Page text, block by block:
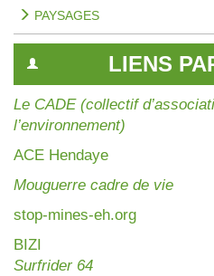
PAYSAGES
LIENS
Le CADE (collectif
l’environnement)
ACE Hendaye
Mouguerre cadre de vie
stop-mines-eh.org
BIZI
Surfrider 64